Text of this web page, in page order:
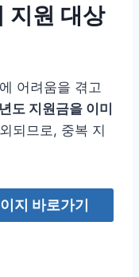
지원 대상
어려움을 겪고
도 지원금을 이미
되므로, 중복 지
지 바로가기